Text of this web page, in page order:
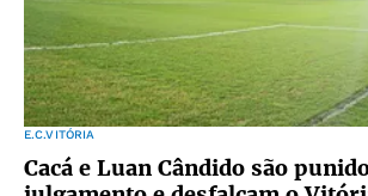
E.C.VITÓRIA
Cacá e Luan Cândido são